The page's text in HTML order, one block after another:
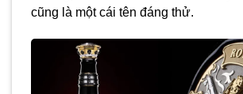
cũng là một cái tên đáng thử.